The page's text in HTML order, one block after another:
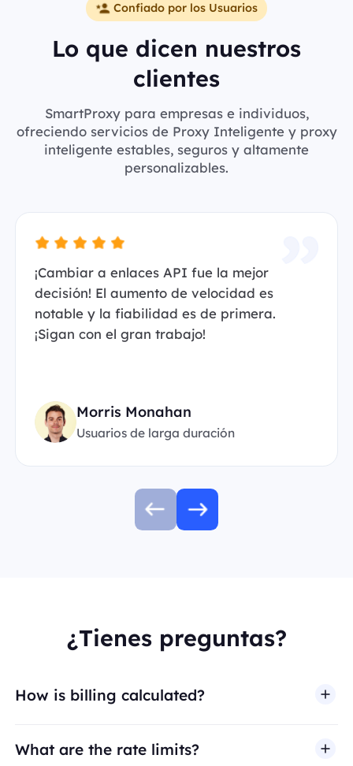
Confiado por los Usuarios
Lo que dicen nuestros
clientes
SmartProxy para empresas e individuos,
ofreciendo servicios de Proxy Inteligente y proxy
inteligente estables, seguros y altamente
personalizables.
¡Cambiar a enlaces API fue la mejor
decisión! El aumento de velocidad es
notable y la fiabilidad es de primera.
¡Sigan con el gran trabajo!
Morris Monahan
Usuarios de larga duración
¿Tienes preguntas?
How is billing calculated?
What are the rate limits?